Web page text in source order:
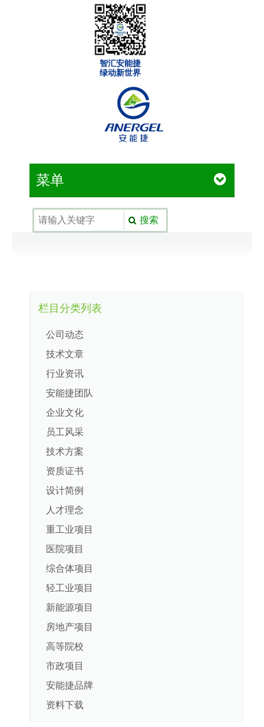
智汇安能捷
绿动新世界
菜单
栏目分类列表
公司动态
技术文章
行业资讯
安能捷团队
企业文化
员工风采
技术方案
资质证书
设计简例
人才理念
重工业项目
医院项目
综合体项目
轻工业项目
新能源项目
房地产项目
高等院校
市政项目
安能捷品牌
资料下载